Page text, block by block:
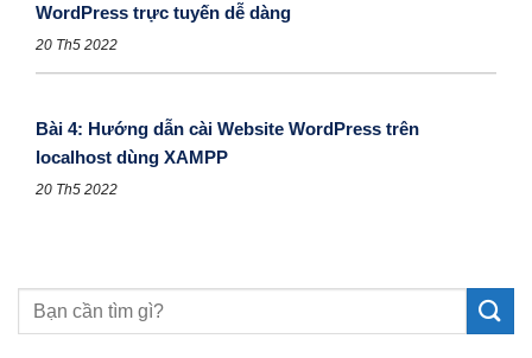
WordPress trực tuyến dễ dàng
20 Th5 2022
Bài 4: Hướng dẫn cài Website WordPress trên
localhost dùng XAMPP
20 Th5 2022